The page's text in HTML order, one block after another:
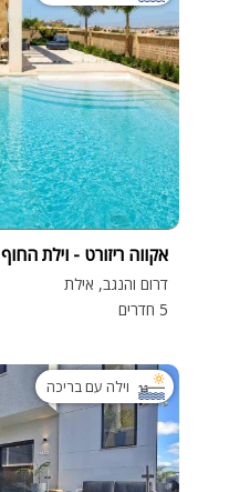
אקווה ריזורט - וילת החוף
דרום והנגב, אילת
5 חדרים
וילה עם בריכה